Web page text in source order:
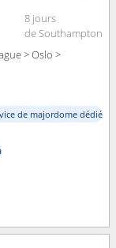
8 jours
de Southampton
> Oslo >
de majordome dédié